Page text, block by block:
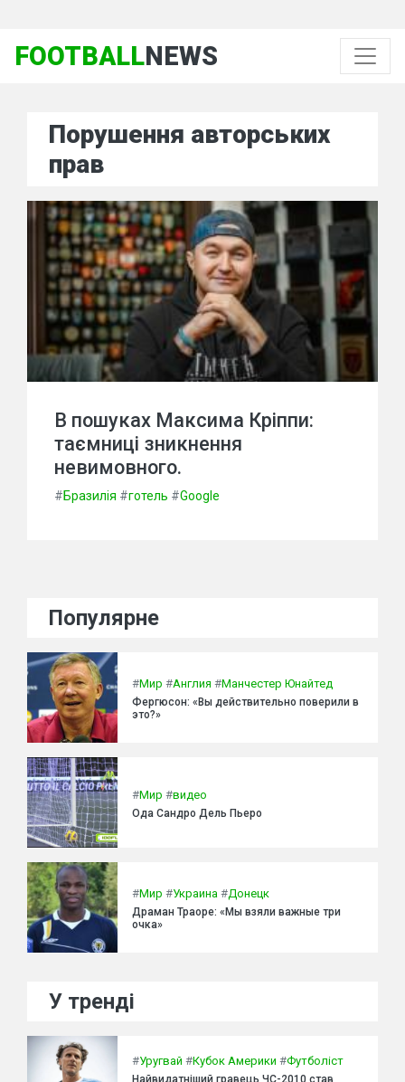
FOOTBALLNEWS
Порушення авторських
прав
В пошуках Максима Кріппи:
таємниці зникнення
невимовного.
#Бразилія #готель #Google
Популярне
#Мир #Англия #Манчестер Юнайтед
Фергюсон: «Вы действительно поверили в
это?»
#Мир #видео
Ода Сандро Дель Пьеро
#Мир #Украина #Донецк
Драман Траоре: «Мы взяли важные три
очка»
У тренді
#Уругвай #Кубок Америки #Футболіст
Найвидатніший гравець ЧС-2010 став